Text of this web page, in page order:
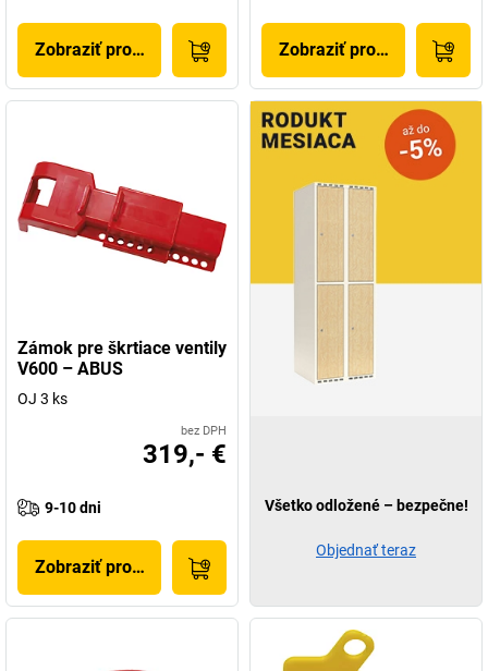
Zobraziť produkt Zobraziť produkt
Zámok pre škrtiace ventily
V600 – ABUS
OJ 3 ks
bez DPH
319,- €
9-10 dni
Zobraziť produkt
Všetko odložené – bezpečne!
Objednať teraz